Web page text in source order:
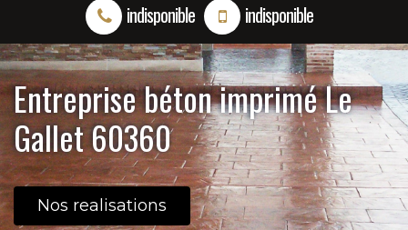
indisponible indisponible
Entreprise béton imprimé Le
Gallet 60360
Nos realisations